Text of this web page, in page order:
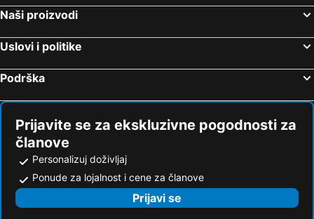
Naši proizvodi
Uslovi i politike
Podrška
Prijavite se za ekskluzivne pogodnosti za
članove
Personalizuj doživljaj
Ponude za lojalnost i cene za članove
Prijavi se